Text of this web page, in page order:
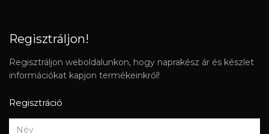
Regisztráljon!
Regisztráljon weboldalunkon, hogy naprakész ár és készlet
információkat kapjon termékeinkről!
Regisztráció